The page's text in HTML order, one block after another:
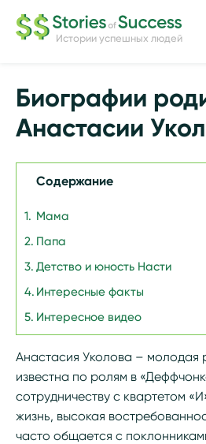
Истории успешных людей
Биографии
Анастасии
Содержание
Мама
Папа
Детство и юность Насти
Интересные факты
Интересное видео
Анастасия Уколова – молодая
известна по ролям в
сотрудничеству с квартетом
жизнь, высокая
часто общается с